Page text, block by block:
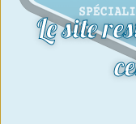
Le site